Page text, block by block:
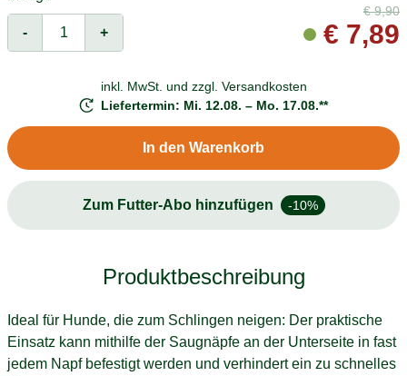
- +
€9,90
€ 7,89
inkl. MwSt. und zzgl. Versandkosten
Liefertermin: Mi. 12.08. – Mo. 17.08.**
In den Warenkorb
Zum Futter-Abo hinzufügen -10%
Produktbeschreibung
Ideal für Hunde, die zum Schlingen neigen: Der praktische
Einsatz kann mithilfe der Saugnäpfe an der Unterseite in fast
jedem Napf befestigt werden und verhindert ein zu schnelles